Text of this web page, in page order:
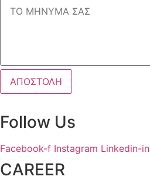
ΑΠΟΣΤΟΛΗ
Follow Us
Facebook-f Instagram Linkedin-in
CAREER